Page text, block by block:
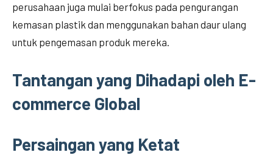
perusahaan juga mulai berfokus pada pengurangan
kemasan plastik dan menggunakan bahan daur ulang
untuk pengemasan produk mereka.
Tantangan yang Dihadapi oleh E-
commerce Global
Persaingan yang Ketat